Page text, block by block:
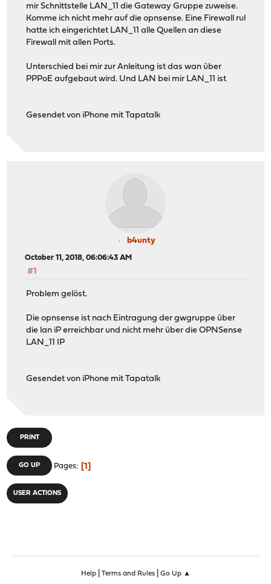
mir Schnittstelle LAN_11 die Gateway Gruppe zuweise.
Komme ich nicht mehr auf die opnsense. Eine Firewall rul
hatte ich eingerichtet LAN_11 alle Quellen an diese
Firewall mit allen Ports.
Unterschied bei mir zur Anleitung ist das wan über
PPPoE aufgebaut wird. Und LAN bei mir LAN_11 ist
Gesendet von iPhone mit Tapatalk
b4unty
October 11, 2018, 06:06:43 AM
#1
Problem gelöst.
Die opnsense ist nach Eintragung der gwgruppe über
die lan iP erreichbar und nicht mehr über die OPNSense
LAN_11 IP
Gesendet von iPhone mit Tapatalk
PRINT
GO UP Pages 1
USER ACTIONS
Help| Terms and Rules| Go Up ▲